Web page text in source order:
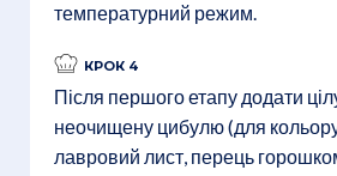
температурний режим.
КРОК 4
Після першого етапу додати
неочищену цибулю (для
лавровий лист, перець